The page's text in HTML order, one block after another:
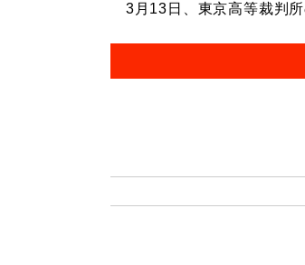
3月13日、東京高等裁判所